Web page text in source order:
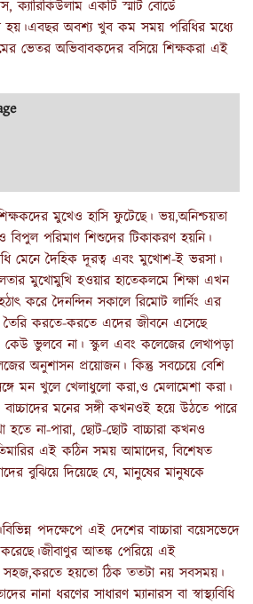
ক্যারিকিউলাম একটি স্মার্ট বোর্ডে
হয়।এবছর অবশ্য খুব কম সময় পরিধির মধ্যে
ভেতর অভিবাবকদের বসিয়ে শিক্ষকরা এই
মুখেও হাসি ফুটেছে। ভয়,অনিশ্চয়তা
পরিমাণ শিশুদের টিকাকরণ হয়নি।
মেনে দৈহিক দূরত্ব এবং মুখোশ-ই ভরসা।
মুখোমুখি হওয়ার হাতেকলমে শিক্ষা এখন
করে দৈনন্দিন সকালে রিমোট লার্নিং এর
তৈরি করতে-করতে এদের জীবনে এসেছে
কেউ ভুলবে না। স্কুল এবং কলেজের লেখাপড়া
অনুশাসন প্রয়োজন। কিন্তু সবচেয়ে বেশি
মন খুলে খেলাধুলো করা,ও মেলামেশা করা।
মনের সঙ্গী কখনওই হয়ে উঠতে পারে
হতে না-পারা, ছোট-ছোট বাচ্চারা কখনও
এই কঠিন সময় আমাদের, বিশেষত
বুঝিয়ে দিয়েছে যে, মানুষের মানুষকে
পদক্ষেপে এই দেশের বাচ্চারা বয়েসভেদে
আতঙ্ক পেরিয়ে এই
সহজ,করতে হয়তো ঠিক ততটা নয় সবসময়।
নানা ধরণের সাধারণ ম্যানারস বা স্বাস্থ্যবিধি